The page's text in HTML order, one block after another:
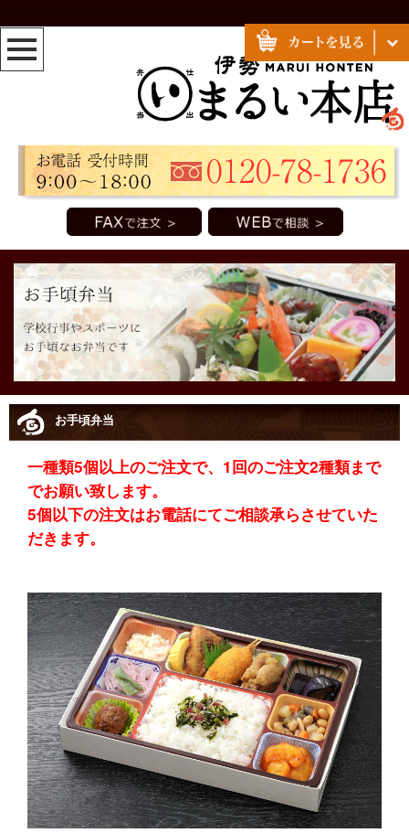
お手頃弁当
一種類5個以上のご注文で、1回のご注文2種類まで
でお願い致します。
5個以下の注文はお電話にてご相談承らさせていた
だきます。